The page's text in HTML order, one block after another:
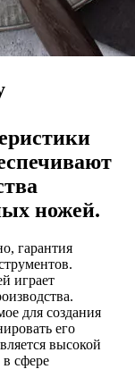
ножей.
гарантия
играет
для создания
его
высокой
сфере